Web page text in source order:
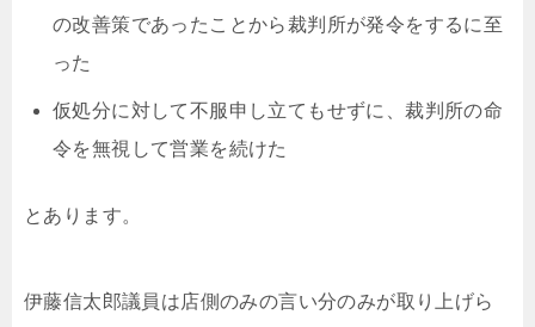
の改善策であったことから裁判所が発令をするに至
った
仮処分に対して不服申し立てもせずに
、裁判所の命
令を無視して営業を続けた
とあります。
伊藤信太郎議員は店側のみの言い分のみが取り上げら